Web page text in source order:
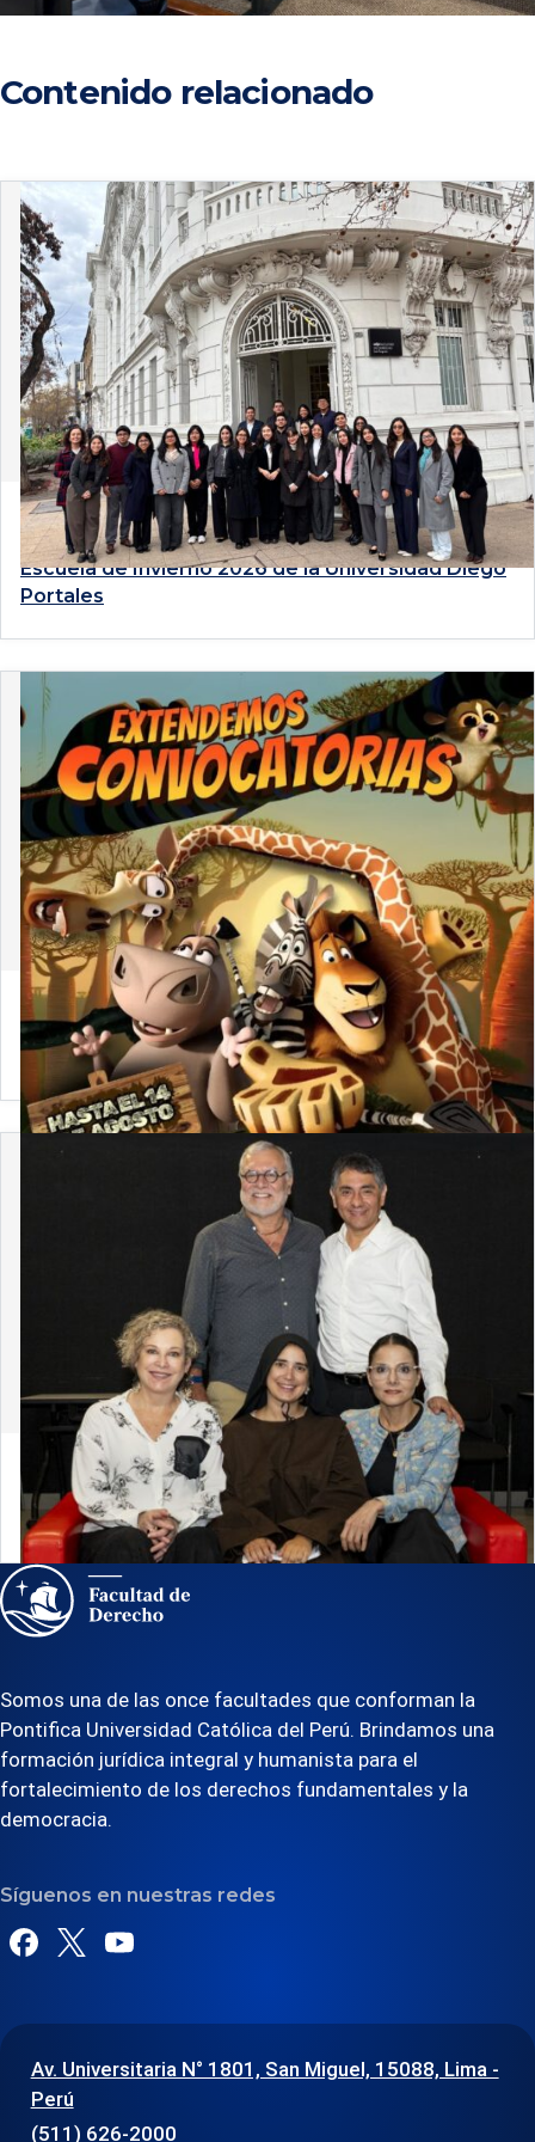
Contenido relacionado
4 de agosto de 2026
Estudiantes de Derecho PUCP participan en la
Escuela de Invierno 2026 de la Universidad Diego
Portales
4 de agosto de 2026
Convocatoria 2026-2: Únete a la Comisión Arte y
Derecho
30 de julio de 2026
¡El teatro se apodera de Derecho PUCP! Ya
iniciaron los ensayos de «Dominga»
Somos una de las once facultades que conforman la
Pontifica Universidad Católica del Perú. Brindamos una
formación jurídica integral y humanista para el
fortalecimiento de los derechos fundamentales y la
democracia.
Síguenos en nuestras redes
Av. Universitaria N° 1801, San Miguel, 15088, Lima -
Perú
(511) 626-2000